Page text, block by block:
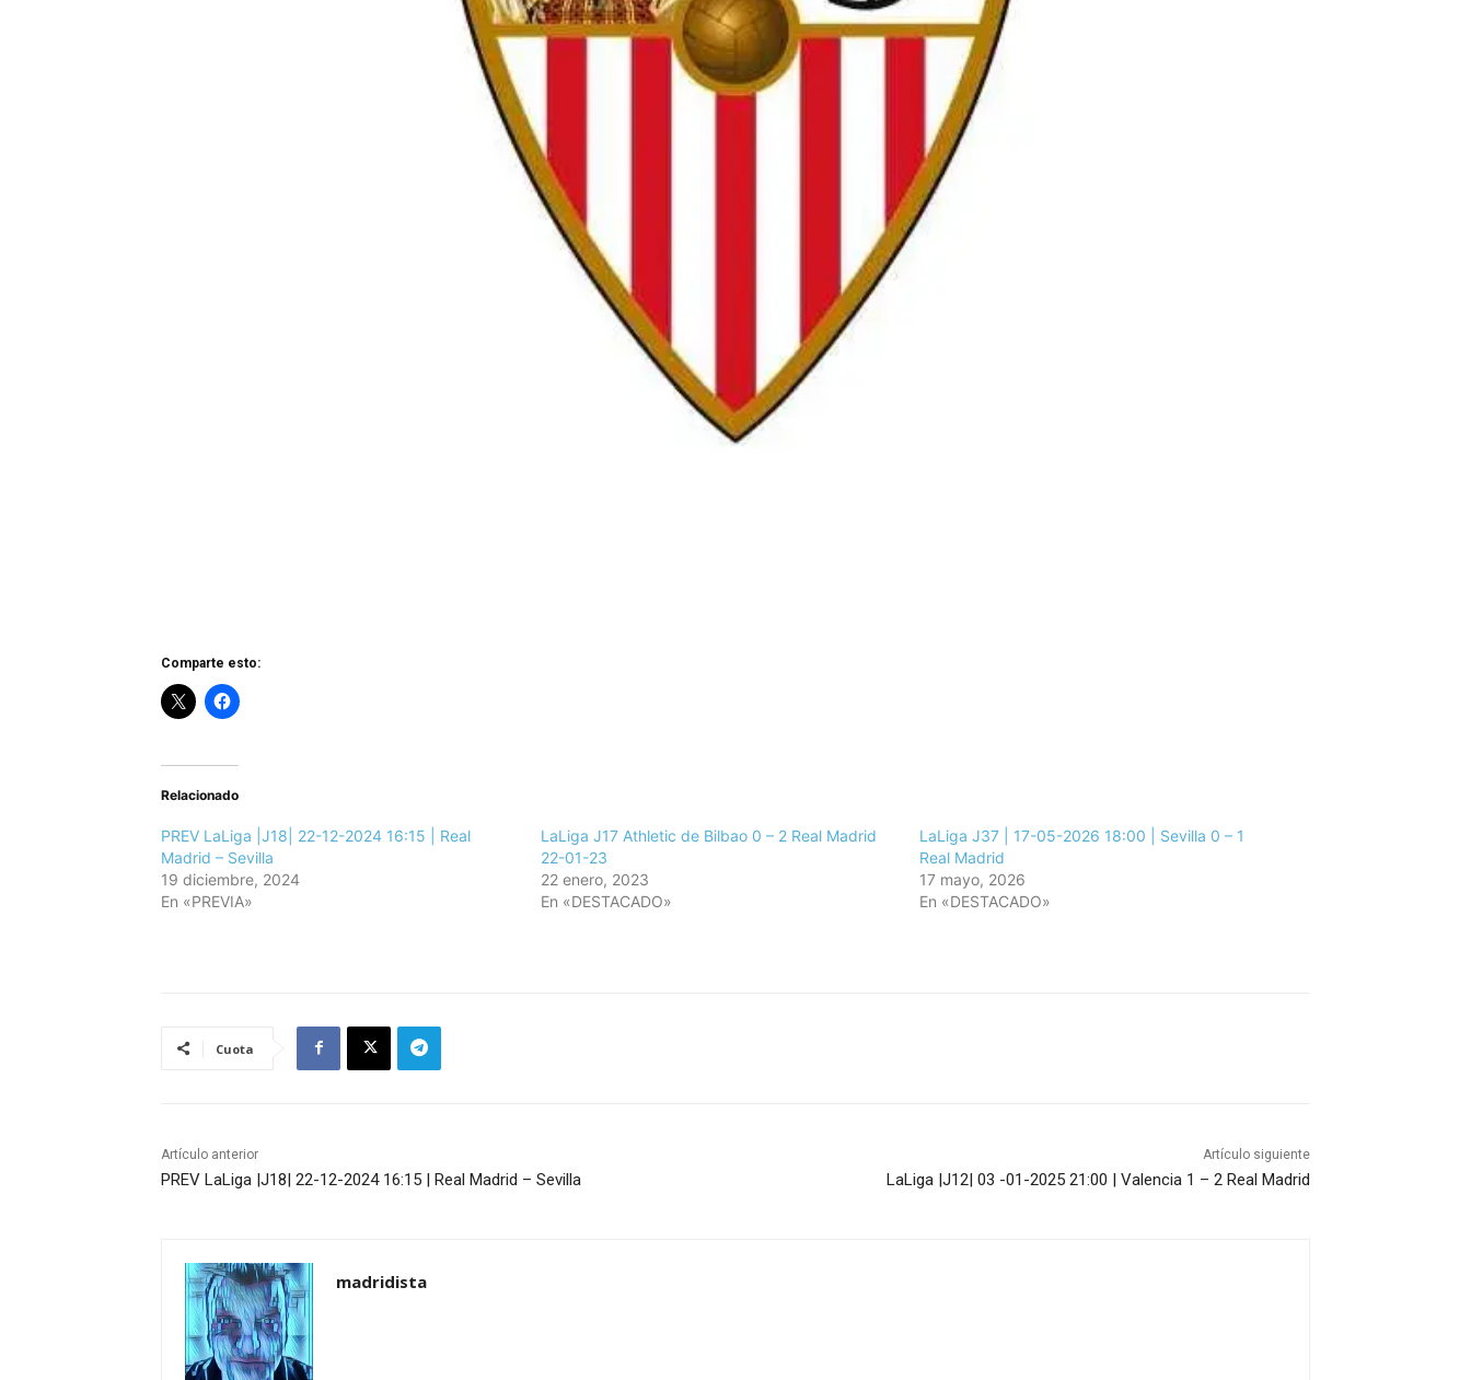
Comparte esto:
Relacionado
PREV LaLiga |J18| 22-12-2024 16:15 | Real
Madrid – Sevilla
19 diciembre, 2024
En «PREVIA»
LaLiga J17 Athletic de Bilbao 0 – 2 Real Madrid
22-01-23
22 enero, 2023
En «DESTACADO»
LaLiga J37 | 17-05-2026 18:00 | Sevilla 0 – 1
Real Madrid
17 mayo, 2026
En «DESTACADO»
Cuota
Artículo anterior
PREV LaLiga |J18| 22-12-2024 16:15 | Real Madrid – Sevilla
Artículo siguiente
LaLiga |J12| 03 -01-2025 21:00 | Valencia 1 – 2 Real Madrid
madridista